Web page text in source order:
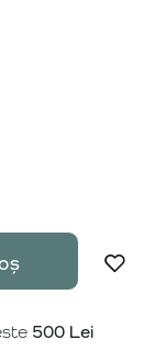
500 Lei